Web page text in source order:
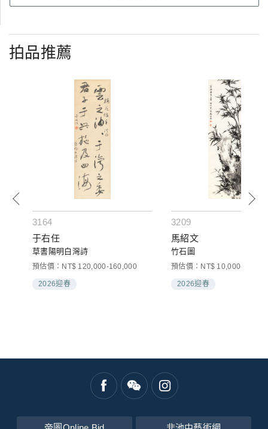
拍品推薦
3164
于右任
草書陽明白灣詩
預估價：NT$ 120,000-160,000
2026迎春
3209
馬紹文
竹石圖
預估價：NT$ 10,000-20,000
2026迎春